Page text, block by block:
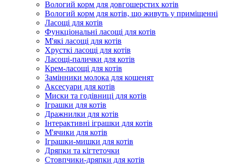
Вологий корм для довгошерстих котів
Вологий корм для котів, що живуть у приміщенні
Ласощі для котів
Функціональні ласощі для котів
М'які ласощі для котів
Хрусткі ласощі для котів
Ласощі-палички для котів
Крем-ласощі для котів
Замінники молока для кошенят
Аксесуари для котів
Миски та годівниці для котів
Іграшки для котів
Дражнилки для котів
Інтерактивні іграшки для котів
М'ячики для котів
Іграшки-мишки для котів
Дряпки та кігтеточки
Стовпчики-дряпки для котів